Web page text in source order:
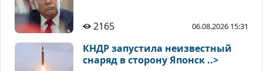
2165 06.08.2026 15:31
КНДР запустила неизвестный
снаряд в сторону Японск ..>